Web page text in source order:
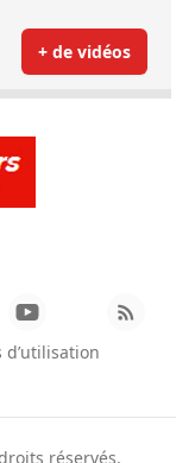
+ de vidéos
réservés.